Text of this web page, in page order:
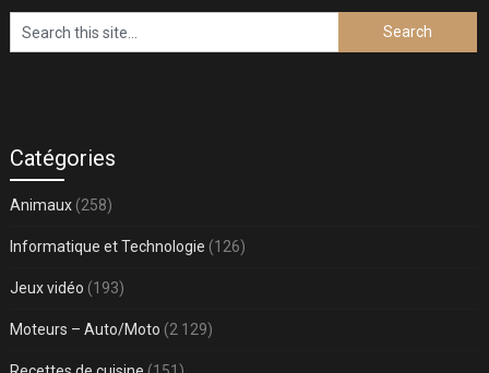
Catégories
Animaux(258)
Informatique et Technologie (126)
Jeux vidéo (193)
Moteurs – Auto/Moto (2 129)